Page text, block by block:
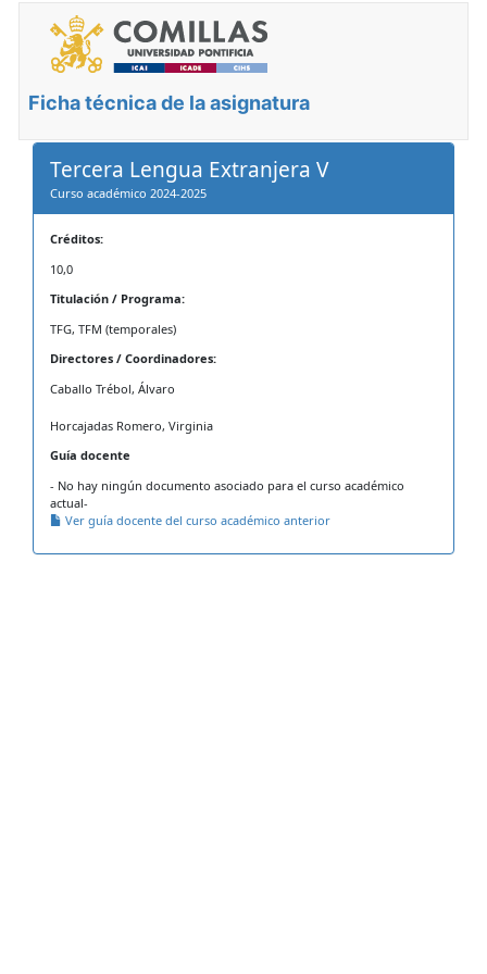
Ficha técnica de la asignatura
Tercera Lengua Extranjera V
Curso académico 2024-2025
Créditos:
10,0
Titulación / Programa:
TFG, TFM (temporales)
Directores / Coordinadores:
Caballo Trébol, Álvaro
Horcajadas Romero, Virginia
Guía docente
- No hay ningún documento asociado para el curso académico
actual-
Ver guía docente del curso académico anterior